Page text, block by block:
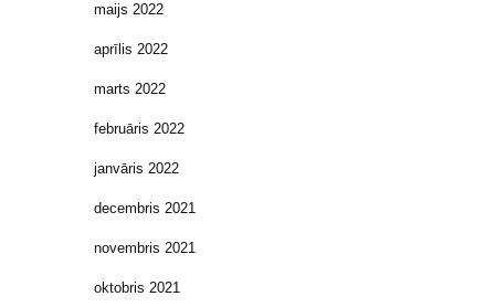
maijs 2022
aprīlis 2022
marts 2022
februāris 2022
janvāris 2022
decembris 2021
novembris 2021
oktobris 2021